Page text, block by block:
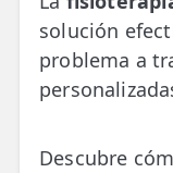
UBICACIONES
🔍 Buscador
📍 Barrio del
📍 Chamberí -
solución
problema a
Descubre